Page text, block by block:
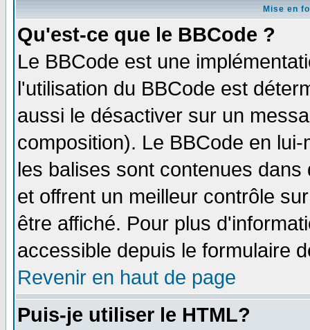
Mise en
Qu'est-ce que le BBCode ?
Le BBCode est une
l'utilisation du BBCode est
aussi le désactiver sur un
composition). Le BBCode en
les balises sont contenues
et offrent un meilleur contrôle
être affiché. Pour plus
accessible depuis le formulaire
Revenir en haut de page
Puis-je utiliser le HTML?